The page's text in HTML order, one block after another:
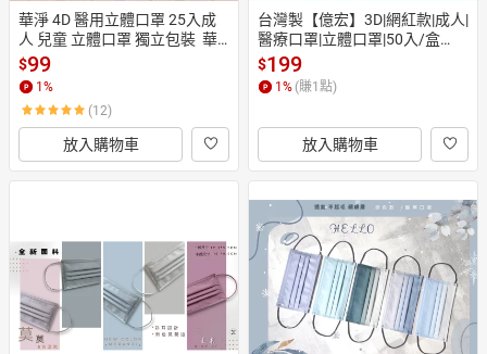
華淨 4D 醫用立體口罩 25入成
人 兒童 立體口罩 獨立包裝  華
淨醫材 台灣製造-現貨【綠洲藥
局】
$99
1 %
(12)
放入購物車
台灣製【億宏】3D|網紅款|成人|
醫療口罩|立體口罩|50入/盒
【現貨】【綠洲藥局】
$199
1 % (賺1 點)
放入購物車